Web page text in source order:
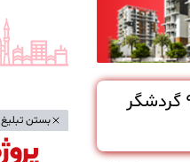
استان آنتالیای ترکیه در ۷ ماه نخست سال جاری میزبان ۸ میلیون و ۱۹۳ هزار و ۹۲۴ گردشگر
بستن تبلیغ